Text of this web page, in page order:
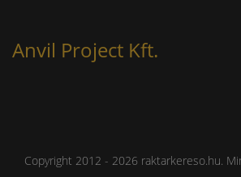
Anvil Project Kft.
Copyright 2012 - 2026 raktarkereso.hu.